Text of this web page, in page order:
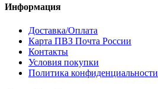
Информация
Доставка/Оплата
Карта ПВЗ Почта России
Контакты
Условия покупки
Политика конфиденциальности